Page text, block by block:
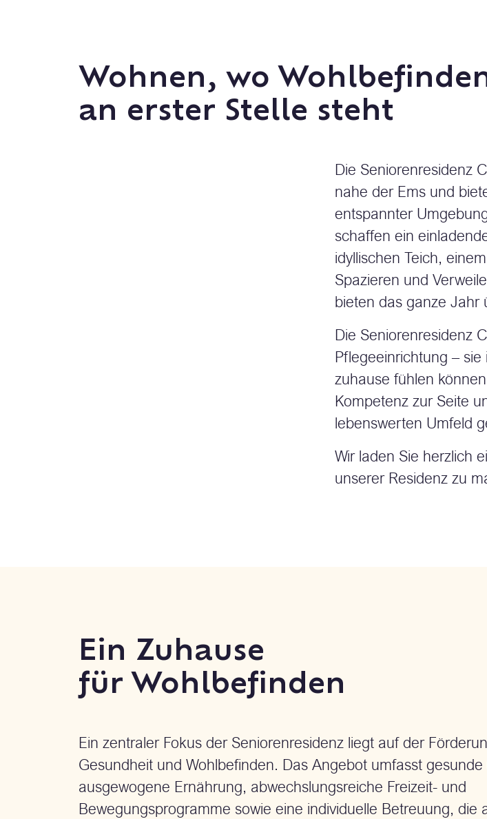
Wohnen, wo
an erster Stelle steht
Die Seniorenresidenz
nahe der Ems und
entspannter
schaffen ein
idyllischen Teich,
Spazieren und
bieten das ganze Jahr
Die Seniorenresidenz
Pflegeeinrichtung –
zuhause fühlen
Kompetenz zur Seite
lebenswerten Umfeld
Wir laden Sie herzlich
unserer Residenz zu
Ein Zuhause
für Wohlbefinden
Ein zentraler Fokus der Seniorenresidenz liegt auf der
Gesundheit und Wohlbefinden. Das Angebot umfasst gesunde
ausgewogene Ernährung, abwechslungsreiche Freizeit- und
Bewegungsprogramme sowie eine individuelle Betreuung, die